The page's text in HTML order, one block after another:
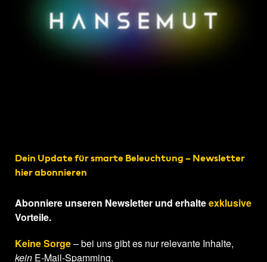
Dein Update für smarte Beleuchtung – Newsletter
hier abonnieren
Abonniere unseren Newsletter und erhalteexklusive
Vorteile.
Keine Sorge– bei uns gibt es nur relevante Inhalte,
kein E-Mail-Spamming.